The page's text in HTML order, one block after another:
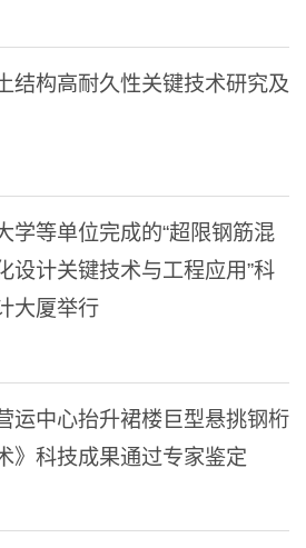
结构高耐久性关键技术研究及
学等单位完成的“超限钢筋混
设计关键技术与工程应用”科
大厦举行
运中心抬升裙楼巨型悬挑钢桁
》科技成果通过专家鉴定